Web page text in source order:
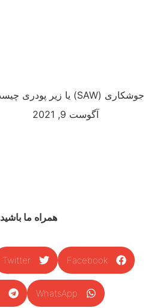
جوشکاری (SAW) یا زیر پودری چیست؟
آگوست 9, 2021
همراه ما باشید
Facebook
Twitter
WhatsApp